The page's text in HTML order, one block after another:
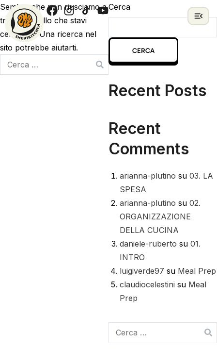
Sembra che non riusciamo a
trovare quello che stavi
cercando. Una ricerca nel
sito potrebbe aiutarti.
Cerca
CERCA
Recent Posts
Recent
Comments
arianna-plutino su03. LA
SPESA
arianna-plutino su02.
ORGANIZZAZIONE
DELLA CUCINA
daniele-ruberto su01.
INTRO
luigiverde97 su Meal Prep
claudiocelestini su Meal
Prep